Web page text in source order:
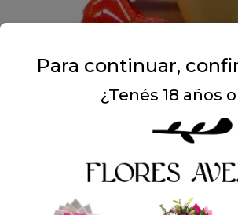
Para continuar,
¿Tenés 18 años